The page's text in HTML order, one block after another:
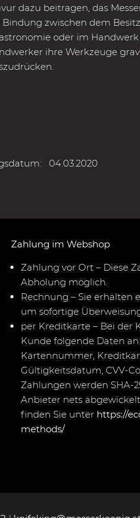
dazu beitragen, das
Bindung zwischen dem
oder im
ihre Werkzeuge
04.03.2020
Zahlung im Webshop
Zahlung vor Ort – Diese
Abholung möglich.
Rechnung – Sie erhalten
um sofortige
per Kreditkarte – Bei der
Kunde folgende Daten
Kartennummer,
Gültigkeitsdatum, CVV-
Zahlungen werden SHA-
Anbieter nets
finden Sie unter https://
methods/